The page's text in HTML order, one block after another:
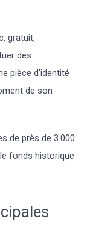
gratuit,
des
pièce d'identité
de son
de près de 3.000
fonds historique